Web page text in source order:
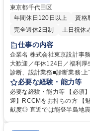
東京都千代田区
年間休日120日以上
資格
完全週休2日制
土日祝休
仕事の内容
企業名 株式会社東京設計事務所 求人名 【土木設計】経験者（3年
大歓迎／年休124日／福利厚生◎ 仕事の内容 上下水道施設の土
診断、設計業務■診断業務:
補強検討や改修検討■設計業
の図面や仕様書作成.各種計算.積算等 【キャリアイメ
目：OJT形式で基礎知識を
～7年目：技術士の資格取得
必要な経験・能力等
必要な経験・能力等 【必須
迎】RCCMをお持ちの方 【
献度◎ 直近では能登半島地震の復